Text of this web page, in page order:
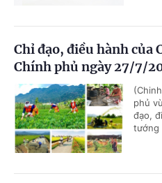
Chỉ đạo, điều hành của
Chính phủ ngày 27/7/
phủ
đạo,
tướng